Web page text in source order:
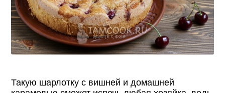
Такую шарлотку с вишней и домашней